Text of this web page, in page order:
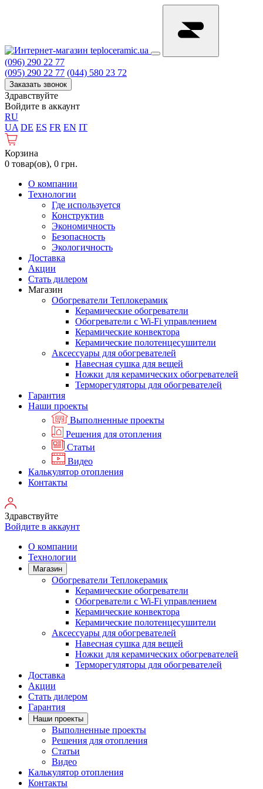
(096) 290 22 77
(095) 290 22 77 (044) 580 23 72
Заказать звонок
Здравствуйте
Войдите в аккаунт
RU
UA DE ES FR EN IT
Корзина
0 товар(ов), 0 грн.
О компании
Технологии
Где используется
Конструктив
Экономичность
Безопасность
Экологичность
Доставка
Акции
Стать дилером
Магазин
Обогреватели Теплокерамик
Керамические обогреватели
Обогреватели с Wi-Fi управлением
Керамические конвектора
Керамические полотенцесушители
Аксессуары для обогревателей
Навесная сушка для вещей
Ножки для керамических обогревателей
Терморегуляторы для обогревателей
Гарантия
Наши проекты
Выполненные проекты
Решения для отопления
Статьи
Видео
Калькулятор отопления
Контакты
Здравствуйте
Войдите в аккаунт
О компании
Технологии
Магазин
Обогреватели Теплокерамик
Керамические обогреватели
Обогреватели с Wi-Fi управлением
Керамические конвектора
Керамические полотенцесушители
Аксессуары для обогревателей
Навесная сушка для вещей
Ножки для керамических обогревателей
Терморегуляторы для обогревателей
Доставка
Акции
Стать дилером
Гарантия
Наши проекты
Выполненные проекты
Решения для отопления
Статьи
Видео
Калькулятор отопления
Контакты